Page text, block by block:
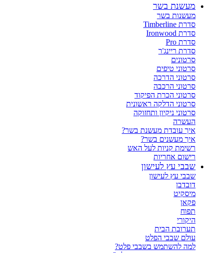
מעשנת בשר
מעשנות בשר
סדרת Timberline
סדרת Ironwood
סדרת Pro
סדרת ריינג'ר
סרטונים
סרטוני טיפים
סרטוני הדרכה
סרטוני הרכבה
סרטוני הכרת הפיקוד
סרטוני הדלקה ראשונית
סרטוני ניקיון ותחזוקה
העשרה
איך עובדת מעשנת בשר?
איך מעשנים בשר?
רשימת קניות לעל האש
רישום אחריות
שבבי עץ לעישון
שבבי עץ לעישון
דובדבן
מיסקיט
פקאן
תפוח
היקורי
תערובת הבית
עולם שבבי הפלט
למה להשתמש בשבבי פלט?